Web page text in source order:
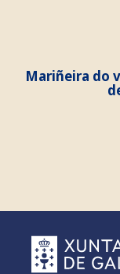
Mariñeira do